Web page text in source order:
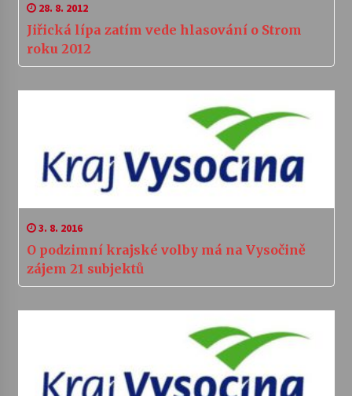
28. 8. 2012
Jiřická lípa zatím vede hlasování o Strom
roku 2012
3. 8. 2016
O podzimní krajské volby má na Vysočině
zájem 21 subjektů